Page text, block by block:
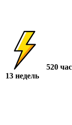
520
13 недель